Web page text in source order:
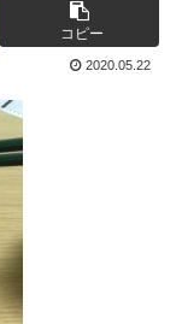
コピー
2020.05.22